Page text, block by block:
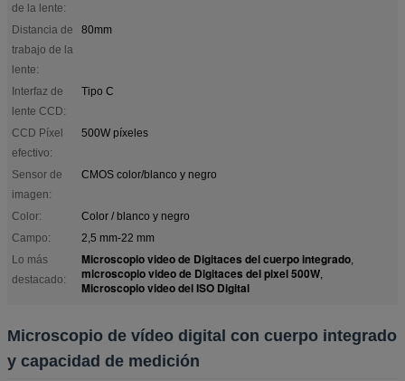
de la lente:
Distancia de
trabajo de la
lente:
80mm
Interfaz de
lente CCD:
Tipo C
CCD Píxel
efectivo:
500W píxeles
Sensor de
imagen:
CMOS color/blanco y negro
Color:
Color / blanco y negro
Campo:
2,5 mm-22 mm
Lo más
destacado:
Microscopio video de Digitaces del cuerpo integrado,
microscopio video de Digitaces del pixel 500W,
Microscopio video del ISO Digital
Microscopio de vídeo digital con cuerpo integrado
y capacidad de medición